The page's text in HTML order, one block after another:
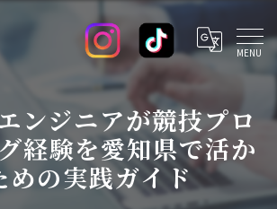
ンジニアが競技プロ
経験を愛知県で活か
めの実践ガイド